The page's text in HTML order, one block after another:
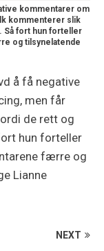
kommentarer om
kommenterer slik
Så fort hun forteller
og tilsynelatende
å få negative
men får
de rett og
hun forteller
færre og
Lianne
NEXT